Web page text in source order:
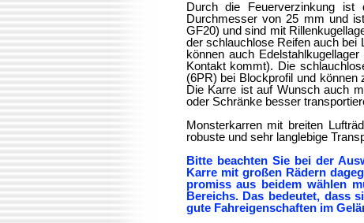
Durch die Feuerverzinkung
Durchmesser von 25 mm und
GF20) und sind mit
der schlauchlose Reifen auch bei
können auch
Kontakt kommt). Die
(6PR) bei Blockprofil und können
Die Karre ist auf Wunsch auch
oder Schränke besser
Monsterkarren mit breiten
robuste und sehr langlebige
Bitte beachten Sie bei der
Karre mit großen Rädern
pro­miss aus beidem wählen
Bereichs. Das be­deu­tet, dass
gute Fahr­eigen­schaften im